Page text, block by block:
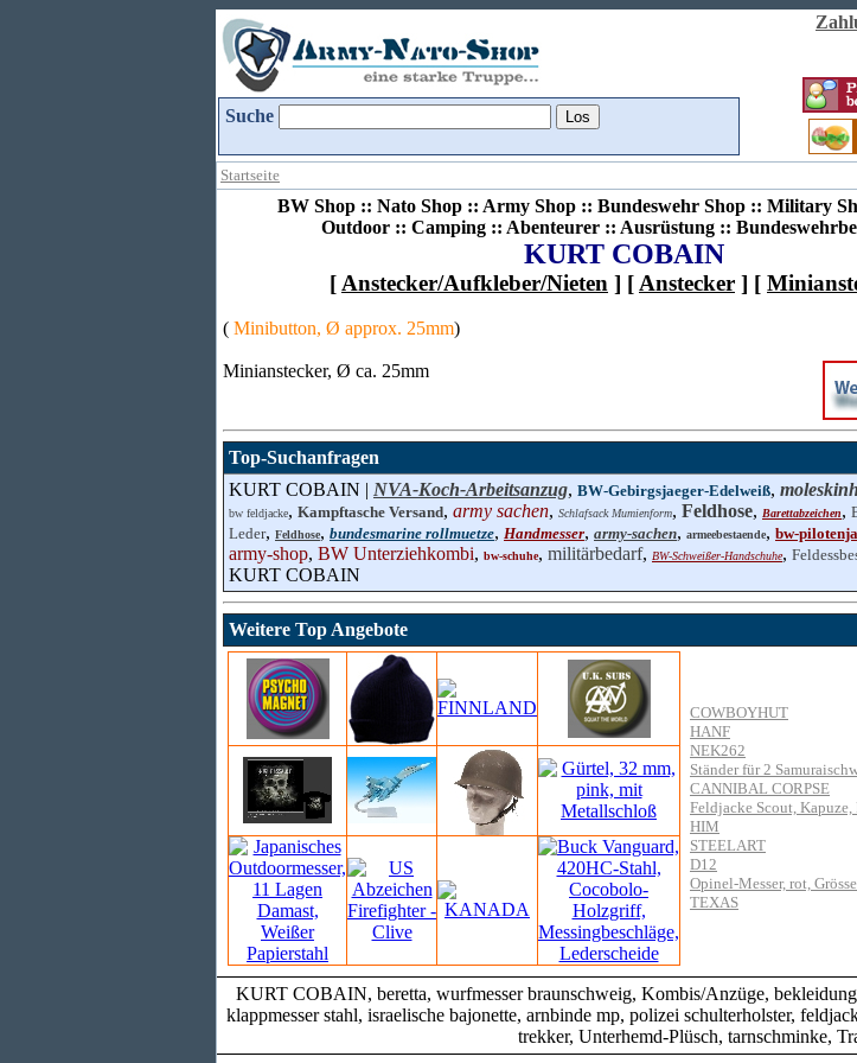
Suche
Startseite
BW Shop :: Nato Shop :: Army Shop :: Bundeswehr Shop :: Military
Outdoor :: Camping :: Abenteurer :: Ausrüstung ::
KURT COBAIN
[ Anstecker/Aufkleber/Nieten ] [ Anstecker ] [
( Minibutton, Ø approx. 25mm)
Minianstecker, Ø ca. 25mm
Top-Suchanfragen
KURT COBAIN | NVA-Koch-Arbeitsanzug, BW-Gebirgsjaeger-Edelweiß,
bw feldjacke, Kampftasche Versand, army sachen, Schlafsack Mumienform, Feldhose, Barettabzeichen,
Leder, Feldhose, bundesmarine rollmuetze, Handmesser, army-sachen, armeebestaende, bw-
army-shop, BW Unterziehkombi, bw-schuhe, militärbedarf, BW-Schweißer-Handschuhe,
KURT COBAIN
Weitere Top Angebote
COWBOYHUT
HANF
NEK262
Ständer für 2
CANNIBAL CORPSE
Feldjacke Scout,
HIM
STEELART
D12
Opinel-Messer, rot,
TEXAS
KURT COBAIN, beretta, wurfmesser braunschweig, Kombis/Anzüge,
klappmesser stahl, israelische bajonette, arnbinde mp, polizei schulterholster,
trekker, Unterhemd-Plüsch, tarnschminke,